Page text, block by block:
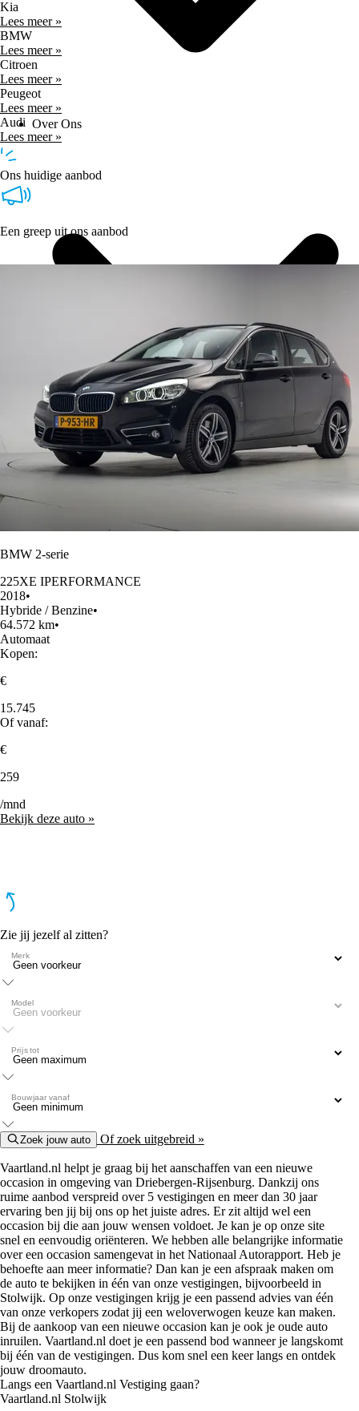
Over Ons
Kia
Lees meer »
BMW
Lees meer »
Citroen
Lees meer »
Peugeot
Lees meer »
Audi
Lees meer »
Ons huidige aanbod
Een greep uit ons aanbod
BMW 2-serie
225XE IPERFORMANCE
2018•
Hybride / Benzine•
64.572 km•
Automaat
Kopen:
€
15.745
Of vanaf:
€
259
/mnd
Bekijk deze auto »
Zie jij jezelf al zitten?
Merk
Model
Prijs tot
Bouwjaar vanaf
Zoek jouw auto Of zoek uitgebreid »
Vaartland.nl helpt je graag bij het aanschaffen van een nieuwe
occasion in omgeving van Driebergen-Rijsenburg. Dankzij ons
ruime aanbod verspreid over 5 vestigingen en meer dan 30 jaar
ervaring ben jij bij ons op het juiste adres. Er zit altijd wel een
occasion bij die aan jouw wensen voldoet. Je kan je op onze site
snel en eenvoudig oriënteren. We hebben alle belangrijke informatie
over een occasion samengevat in het Nationaal Autorapport. Heb je
behoefte aan meer informatie? Dan kan je een afspraak maken om
de auto te bekijken in één van onze vestigingen, bijvoorbeeld in
Stolwijk. Op onze vestigingen krijg je een passend advies van één
van onze verkopers zodat jij een weloverwogen keuze kan maken.
Bij de aankoop van een nieuwe occasion kan je ook je oude auto
inruilen. Vaartland.nl doet je een passend bod wanneer je langskomt
bij één van de vestigingen. Dus kom snel een keer langs en ontdek
jouw droomauto.
Langs een Vaartland.nl Vestiging gaan?
Vaartland.nl Stolwijk